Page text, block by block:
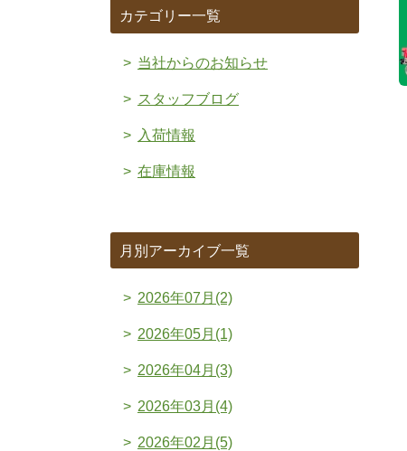
カテゴリー一覧
当社からのお知らせ
スタッフブログ
入荷情報
在庫情報
月別アーカイブ一覧
2026年07月(2)
2026年05月(1)
2026年04月(3)
2026年03月(4)
2026年02月(5)